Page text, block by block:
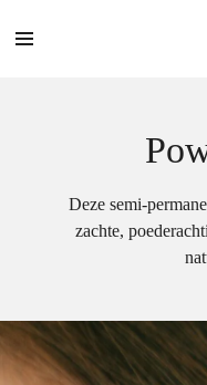
direct
Deze semi-
zachte,